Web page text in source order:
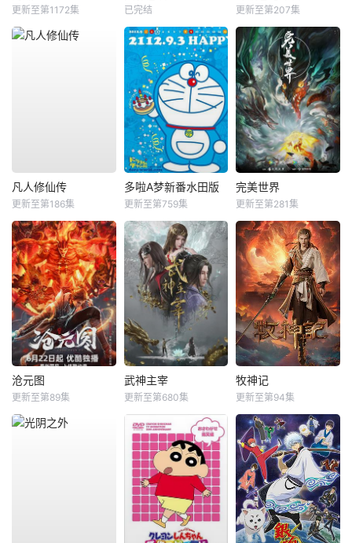
更新至第1172集 已完结 更新至第207集
凡人修仙传
更新至第186集
多啦A梦新番水田版
更新至第759集
完美世界
更新至第281集
沧元图
更新至第89集
武神主宰
更新至第680集
牧神记
更新至第94集